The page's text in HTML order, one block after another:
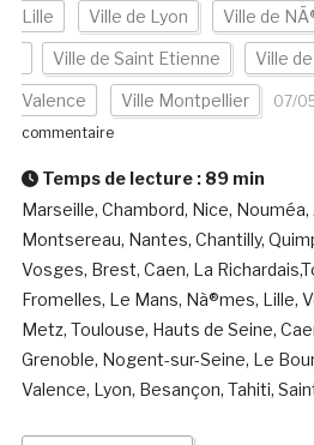
Lille Ville de Lyon Ville de
Ville de Saint Etienne Ville
Valence Ville Montpellier 07/
commentaire
Temps de lecture : 89 min
Marseille, Chambord, Nice,
Montsereau, Nantes, Chantilly,
Vosges, Brest, Caen, La
Fromelles, Le Mans, Nà®mes, Lille,
Metz, Toulouse, Hauts de Seine,
Grenoble, Nogent-sur-Seine, Le
Valence, Lyon, Besançon, Tahiti,